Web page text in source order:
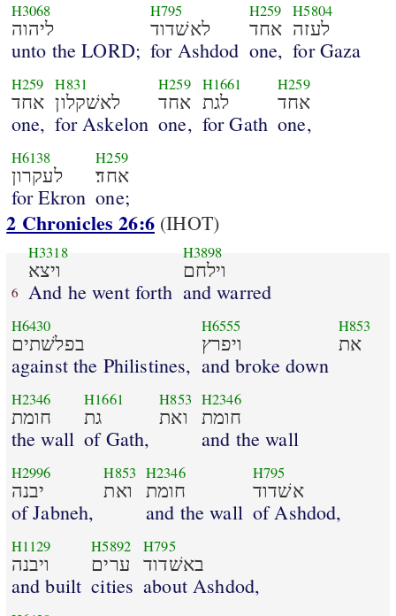
H3068
ליהוה
unto the LORD;
H795
לאשׁדוד
for Ashdod
H259
אחד
one,
H5804
לעזה
for Gaza
H259
אחד
one,
H831
לאשׁקלון
for Askelon
H259
אחד
one,
H1661
לגת
for Gath
H259
אחד
one,
H6138
לעקרון
for Ekron
H259
אחד׃
one;
2 Chronicles 26:6(IHOT)
6
H3318
ויצא
And he went forth
H3898
וילחם
and warred
H6430
בפלשׁתים
against the Philistines,
H6555
ויפרץ
and broke down
H853
את
H2346
חומת
the wall
H1661
גת
of Gath,
H853
ואת
H2346
חומת
and the wall
H2996
יבנה
of Jabneh,
H853
ואת
H2346
חומת
and the wall
H795
אשׁדוד
of Ashdod,
H1129
ויבנה
and built
H5892
ערים
cities
H795
באשׁדוד
about Ashdod,